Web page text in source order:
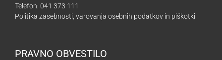
Telefon: 041 373 111
Politika zasebnosti, varovanja osebnih podatkov in piškotki
PRAVNO OBVESTILO